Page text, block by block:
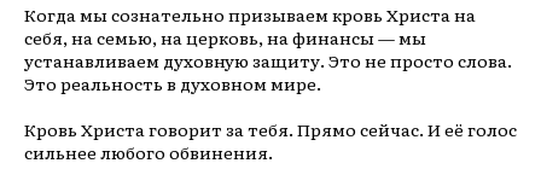
Когда мы сознательно призываем кровь Христа на
себя, на семью, на церковь, на финансы — мы
устанавливаем духовную защиту. Это не просто слова.
Это реальность в духовном мире.
Кровь Христа говорит за тебя. Прямо сейчас. И её голос
сильнее любого обвинения.